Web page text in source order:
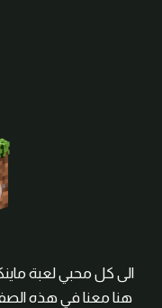
الى كل محبي لعبة
هنا معنا في هذه